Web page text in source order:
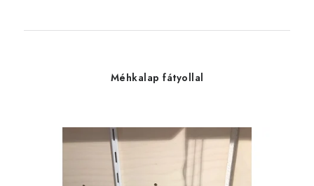
Méhkalap fátyollal